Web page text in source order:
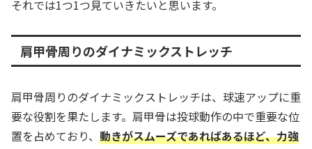
それでは1つ1つ見ていきたいと思います。
肩甲骨周りのダイナミックストレッチ
肩甲骨周りのダイナミックストレッチは、球速アップに重
要な役割を果たします。肩甲骨は投球動作の中で重要な位
置を占めており、 動きがスムーズであればあるほど、力強